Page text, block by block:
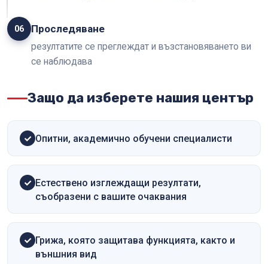
06 Проследяване
резултатите се преглеждат и възстановяването ви
се наблюдава
Защо да изберете нашия център
Опитни, академично обучени специалисти
Естествено изглеждащи резултати,
съобразени с вашите очаквания
Грижа, която защитава функцията, както и
външния вид